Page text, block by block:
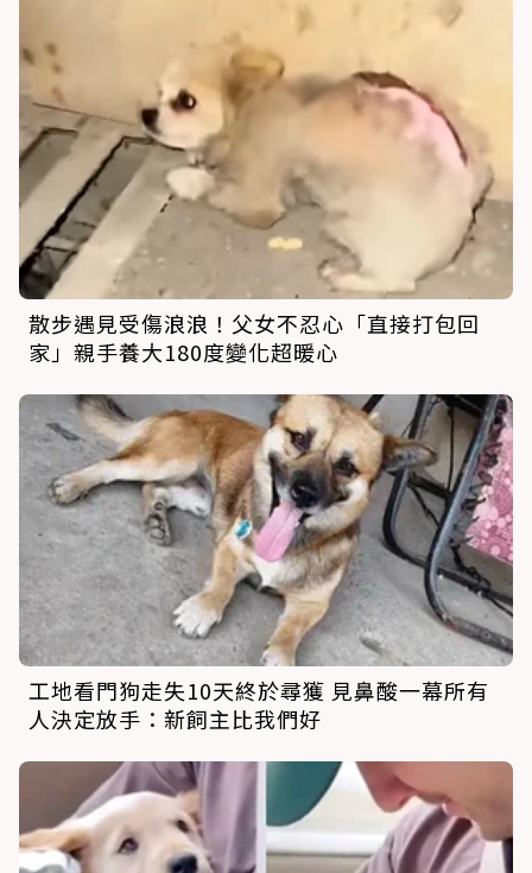
散步遇見受傷浪浪！父女不忍心「直接打包回
家」親手養大180度變化超暖心
工地看門狗走失10天終於尋獲 見鼻酸一幕所有
人決定放手：新飼主比我們好